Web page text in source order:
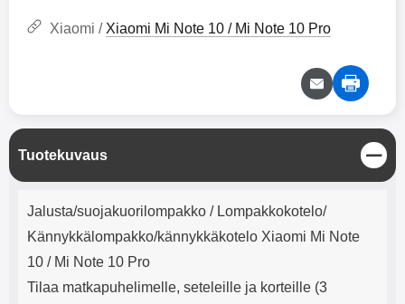
Max Output: USB: DC5V/3.0A
9V/2.22A (PD20W)
12V/1.67A(PD20W) Total Effekt:
20.W Max Johdon pituus: 1 metri
Xiaomi / Xiaomi Mi Note 10 / Mi Note 10 Pro
Tuotekuvaus
S
u
l
Tuotekuvaus
Jalusta/suojakuorilompakko / Lompakkokotelo/
Kännykkälompakko/kännykkäkotelo Xiaomi Mi Note
10 / Mi Note 10 Pro
Tilaa matkapuhelimelle, seteleille ja korteille (3